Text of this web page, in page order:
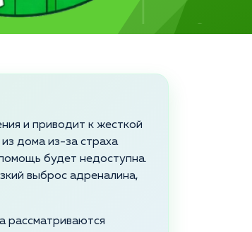
и приводит к жесткой
дома из-за страха
будет недоступна.
выброс адреналина,
рассматриваются